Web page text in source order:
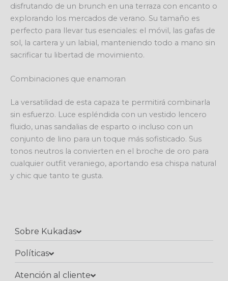
disfrutando de un brunch en una terraza con encanto o
explorando los mercados de verano. Su tamaño es
perfecto para llevar tus esenciales: el móvil, las gafas de
sol, la cartera y un labial, manteniendo todo a mano sin
sacrificar tu libertad de movimiento.
Combinaciones que enamoran
La versatilidad de esta capaza te permitirá combinarla
sin esfuerzo. Luce espléndida con un vestido lencero
fluido, unas sandalias de esparto o incluso con un
conjunto de lino para un toque más sofisticado. Sus
tonos neutros la convierten en el broche de oro para
cualquier outfit veraniego, aportando esa chispa natural
y chic que tanto te gusta.
Sobre Kukadas
Políticas
Atención al cliente​